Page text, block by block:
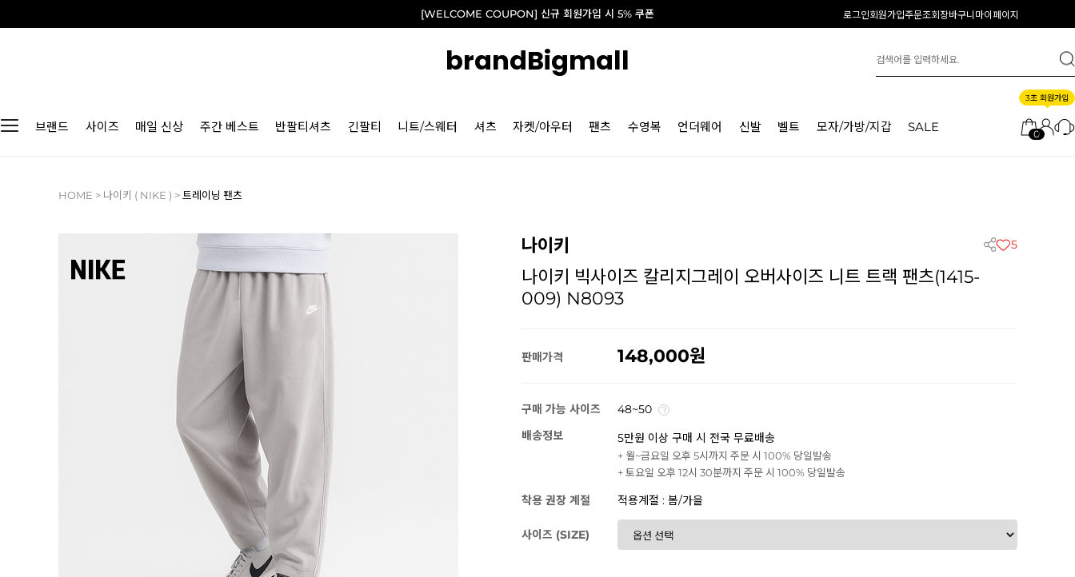
[WELCOME COUPON] 신규 회원가입 시 5% 쿠폰 로그인회원가입주문조회장바구니 마이페이지
brandBigmall
브랜드 사이즈 매일 신상 주간 베스트 반팔티셔츠 긴팔티 니트/스웨터 셔츠 자켓/아우터 팬츠 수영복 언더웨어 신발 벨트 모자/가방/지갑 SALE 0
3초 회원가입
HOME > 나이키 ( NIKE ) > 트레이닝 팬츠
나이키 5
나이키 빅사이즈 칼리지그레이 오버사이즈 니트 트랙 팬츠(1415-
009) N8093
판매가격 148,000
구매 가능 사이즈
48~50
배송정보
5만원 이상 구매 시 전국 무료배송
+ 월~금요일 오후 5시까지 주문 시 100% 당일발송
+ 토요일 오후 12시 30분까지 주문 시 100% 당일발송
착용 권장 계절 적용계절 : 봄/가을
사이즈 (SIZE)